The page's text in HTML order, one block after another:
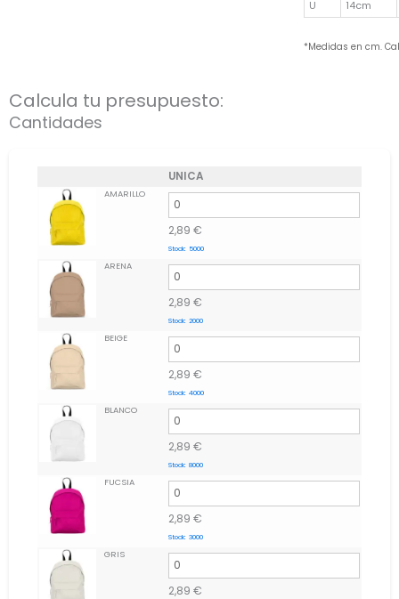
U
14cm
*Medidas en cm.
Calcula tu presupuesto:
Cantidades
UNICA
AMARILLO
2,89 €
Stock: 5000
ARENA
2,89 €
Stock: 2000
BEIGE
2,89 €
Stock: 4000
BLANCO
2,89 €
Stock: 8000
FUCSIA
2,89 €
Stock: 3000
GRIS
2,89 €